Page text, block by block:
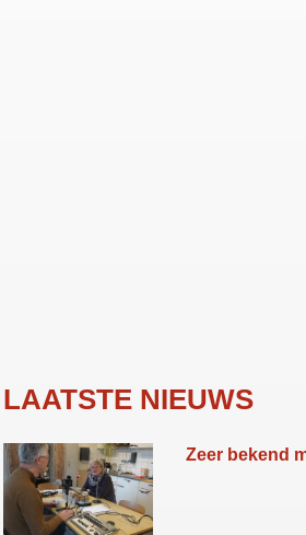
LAATSTE NIEUWS
Zeer bekend